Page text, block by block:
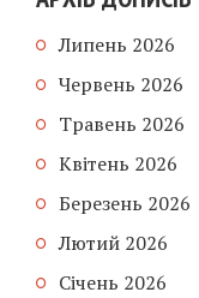
Липень 2026
Червень 2026
Травень 2026
Квітень 2026
Березень 2026
Лютий 2026
Січень 2026